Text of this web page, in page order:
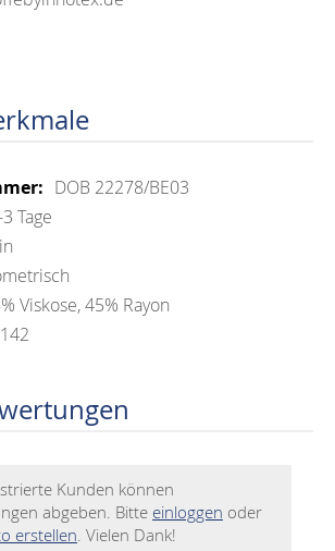
DOB 22278/BE03
Tage
Viskose, 45% Rayon
142
Kunden können
abgeben. Bitte einloggen oder
erstellen. Vielen Dank!